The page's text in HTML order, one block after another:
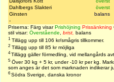
Dahlbergs Slakteri
överst
Ginsten
balans
-
Priserna: Färg visarPrishöjning Prissänkning
stil visar: Överstående, brist, balans
1 Tillägg upp till 106 kr/smågris tillkommer.
2 Tillägg upp till 85 kr möjliga
4Tillägg gäller förmedling, vid mellangårds
5 Över 30 kg + 5 kr, under -10 kr per kg.
som anges är det som marknaden indikerar
6 Södra Sverige, danska kronor